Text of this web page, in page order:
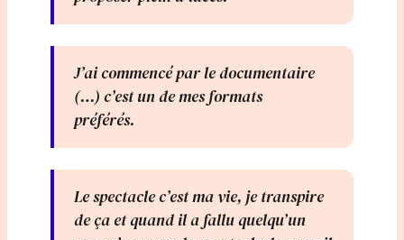
J’ai commencé par le documentaire
(…) c’est un de mes formats
préférés.
Le spectacle c’est ma vie, je transpire
de ça et quand il a fallu quelqu’un